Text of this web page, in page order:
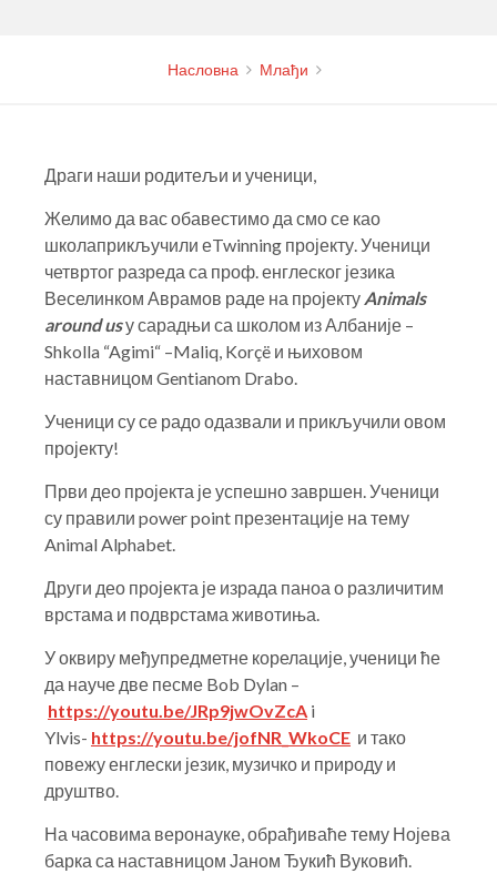
Насловна Млађи
Драги наши родитељи и ученици,
Желимо да вас обавестимо да смо се као
школаприкључили еTwinning пројекту. Ученици
четвртог разреда са проф. енглеског језика
Веселинком Аврамов раде на пројекту Animals
around usу сарадњи са школом из Албаније –
Shkolla “Agimi“ –Maliq, Korçë и њиховом
наставницом Gentianom Drabo.
Ученици су се радо одазвали и прикључили овом
пројекту!
Први део пројекта је успешно завршен. Ученици
су правили power point презентације на тему
Animal Alphabet.
Други део пројекта је израда паноа о различитим
врстама и подврстама животиња.
У оквиру међупредметне корелације, ученици ће
да науче две песме Bob Dylan –
https://youtu.be/JRp9jwOvZcA i
Ylvis- https://youtu.be/jofNR_WkoCE и тако
повежу енглески језик, музичко и природу и
друштво.
На часовима веронауке, обрађиваће тему Нојева
барка са наставницом Јаном Ђукић Вуковић.